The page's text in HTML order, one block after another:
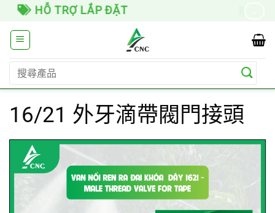
Skip
content
GIAO HÀNG TOÀN QUỐC
鍵
字:
16/21 外牙滴帶閥門接頭